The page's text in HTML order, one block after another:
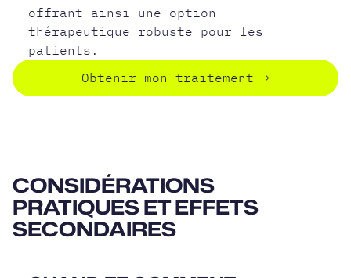
offrant ainsi une option
thérapeutique robuste pour les
patients.
Obtenir mon traitement →
CONSIDÉRATIONS
PRATIQUES ET EFFETS
SECONDAIRES